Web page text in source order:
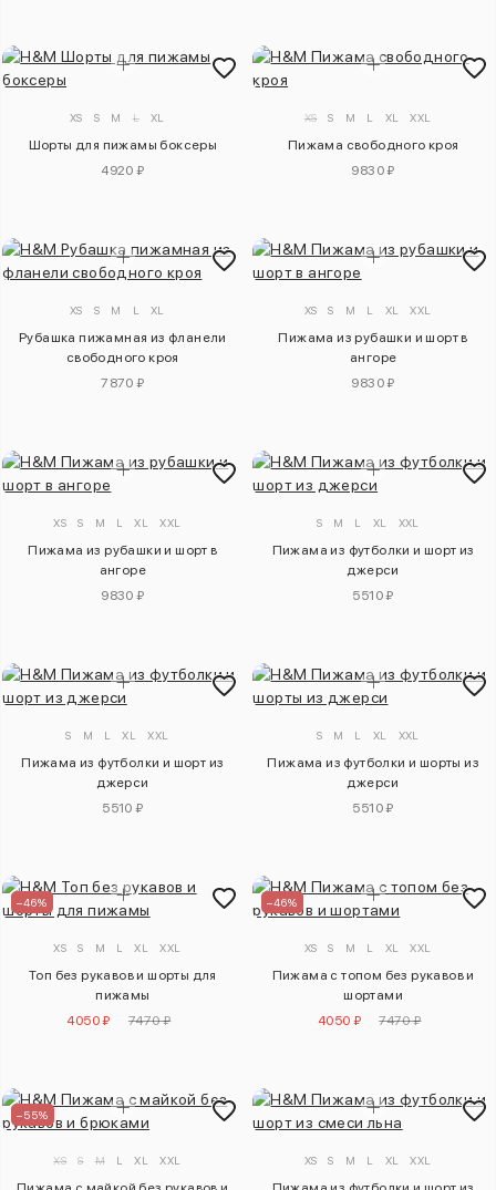
XS S M L XL
Шорты для пижамы боксеры
4920 ₽
XS S M L XL XXL
Пижама свободного кроя
9830 ₽
XS S M L XL
Рубашка пижамная из фланели
свободного кроя
7870 ₽
XS S M L XL XXL
Пижама из рубашки и шорт в
ангоре
9830 ₽
XS S M L XL XXL
Пижама из рубашки и шорт в
ангоре
9830 ₽
S M L XL XXL
Пижама из футболки и шорт из
джерси
5510 ₽
S M L XL XXL
Пижама из футболки и шорт из
джерси
5510 ₽
S M L XL XXL
Пижама из футболки и шорты из
джерси
5510 ₽
–46%
XS S M L XL XXL
Топ без рукавов и шорты для
пижамы
4050 ₽
7470 ₽
–46%
XS S M L XL XXL
Пижама с топом без рукавов и
шортами
4050 ₽
7470 ₽
–55%
XS S M L XL XXL XS S M L XL XXL